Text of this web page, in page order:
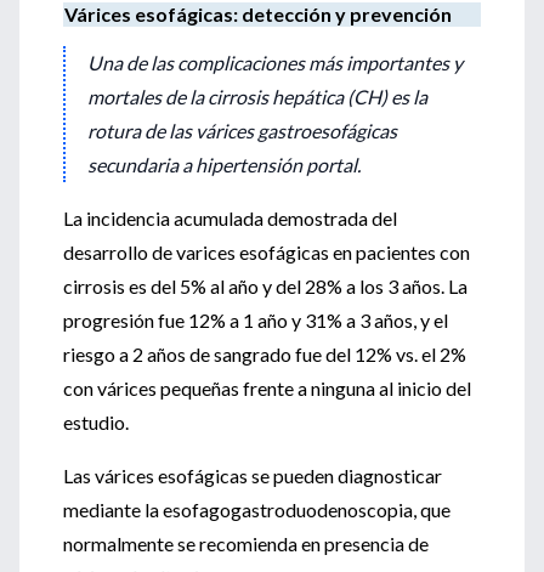
Várices esofágicas: detección y prevención
Una de las complicaciones más importantes y
mortales de la cirrosis hepática (CH) es la
rotura de las várices gastroesofágicas
secundaria a hipertensión portal.
La incidencia acumulada demostrada del
desarrollo de varices esofágicas en pacientes con
cirrosis es del 5% al año y del 28% a los 3 años. La
progresión fue 12% a 1 año y 31% a 3 años, y el
riesgo a 2 años de sangrado fue del 12% vs. el 2%
con várices pequeñas frente a ninguna al inicio del
estudio.
Las várices esofágicas se pueden diagnosticar
mediante la esofagogastroduodenoscopia, que
normalmente se recomienda en presencia de